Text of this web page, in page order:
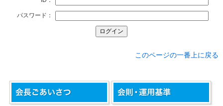
パスワード：
このページの一番上に戻る